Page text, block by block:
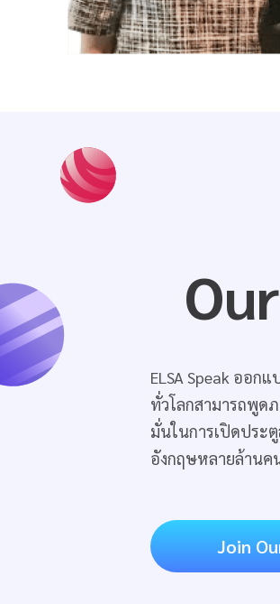
ELSA Speak ออก
ทั่วโลกสามารถพูด
มั่นในการเปิดประ
อังกฤษหลายล้านค
Join